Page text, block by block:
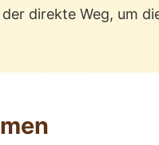
direkte Weg, um